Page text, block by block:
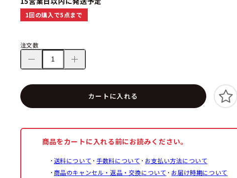
1回の購入で5点まで
注文数
カートに入れる
商品をカートに入れる前にお読みください。
送料について 手数料について
お支払い方法について
商品のキャンセル・返品・交換について
お届け時期について